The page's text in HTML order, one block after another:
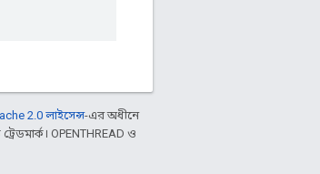
2.0 লাইসেন্স-এর অধীনে
OPENTHREAD ও